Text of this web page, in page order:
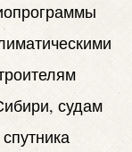
судам